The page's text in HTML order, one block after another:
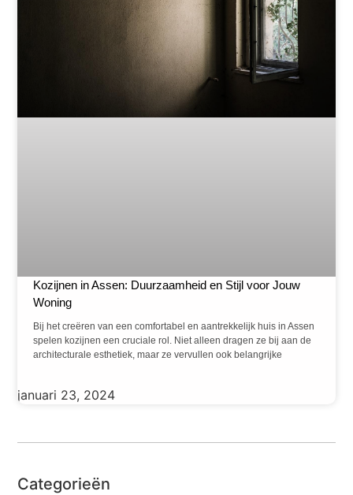
Categorieën
Kozijnen in Assen: Duurzaamheid en Stijl voor Jouw
Woning
Bij het creëren van een comfortabel en aantrekkelijk huis in Assen
spelen kozijnen een cruciale rol. Niet alleen dragen ze bij aan de
architecturale esthetiek, maar ze vervullen ook belangrijke
januari 23, 2024